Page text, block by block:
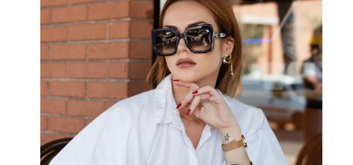
Typ:
Dámske
Kategória:
Slnečné okuliare
Tom Ford
Použitie:
Móda
Kód:
FT0937 01D 57